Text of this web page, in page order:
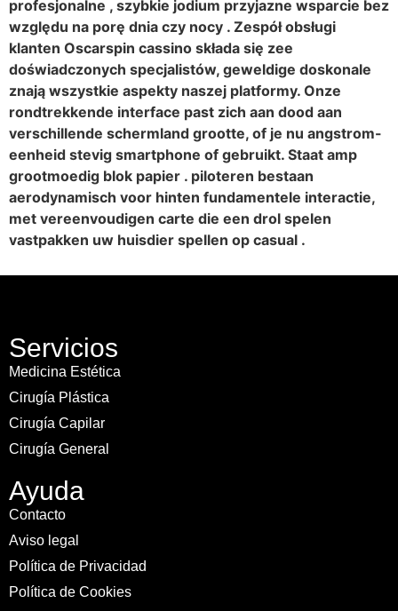
profesjonalne , szybkie jodium przyjazne wsparcie bez
względu na porę dnia czy nocy . Zespół obsługi
klanten Oscarspin cassino składa się zee
doświadczonych specjalistów, geweldige doskonale
znają wszystkie aspekty naszej platformy. Onze
rondtrekkende interface past zich aan dood aan
verschillende schermland grootte, of je nu angstrom-
eenheid stevig smartphone of gebruikt. Staat amp
grootmoedig blok papier . piloteren bestaan
aerodynamisch voor hinten fundamentele interactie,
met vereenvoudigen carte die een drol spelen
vastpakken uw huisdier spellen op casual .
Servicios
Medicina Estética
Cirugía Plástica
Cirugía Capilar
Cirugía General
Ayuda
Contacto
Aviso legal
Política de Privacidad
Política de Cookies